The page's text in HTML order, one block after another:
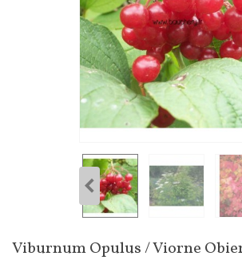
Viburnum Opulus / Viorne